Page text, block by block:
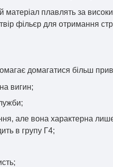
матеріал плавлять за
фільєр для отримання
домагатися більш
вигин;
але вона характерна
в групу Г4;